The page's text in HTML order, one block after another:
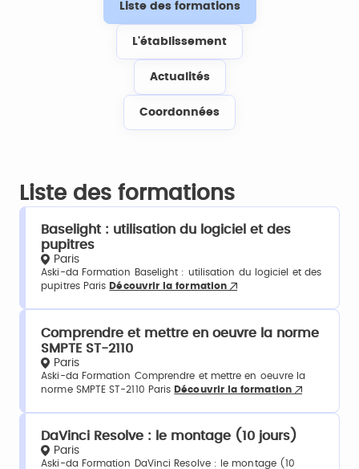
Liste des formations
L'établissement
Actualités
Coordonnées
Liste des formations
Baselight : utilisation du logiciel et des
pupitres
Paris
Aski-da Formation Baselight : utilisation du logiciel et des
pupitres Paris Découvrir la formation
Comprendre et mettre en oeuvre la norme
SMPTE ST-2110
Paris
Aski-da Formation Comprendre et mettre en oeuvre la
norme SMPTE ST-2110 Paris Découvrir la formation
DaVinci Resolve : le montage (10 jours)
Paris
Aski-da Formation DaVinci Resolve : le montage (10